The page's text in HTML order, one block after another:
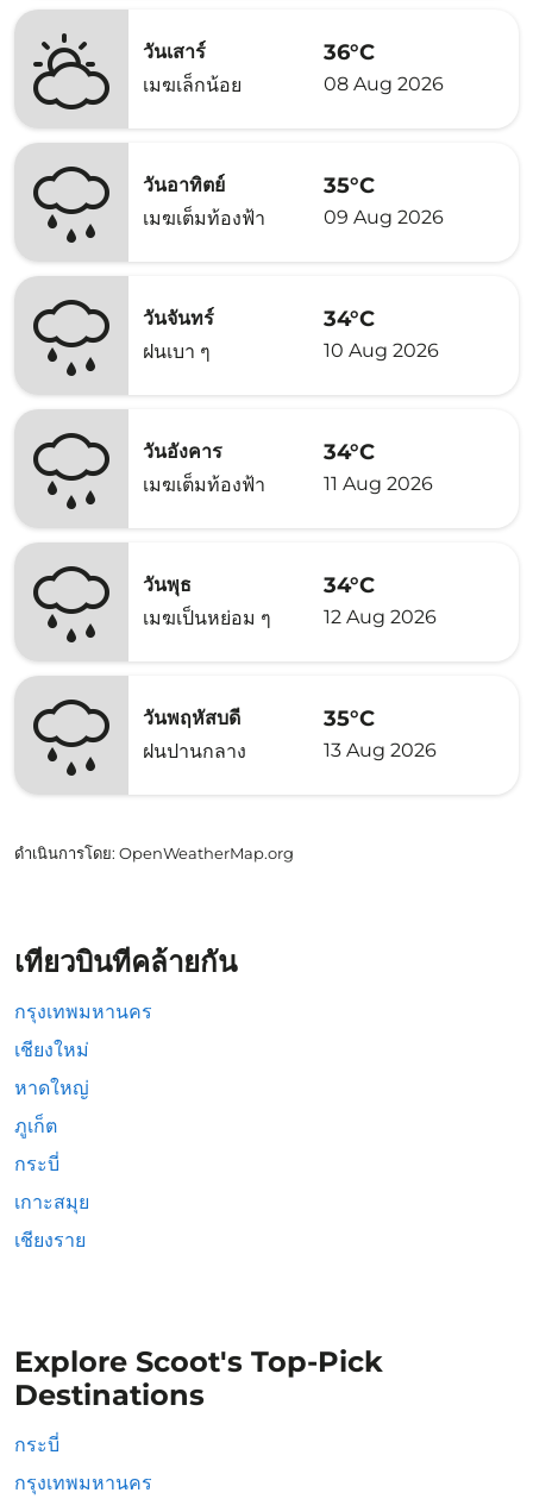
วันเสาร์
เมฆเล็กน้อย
36°C
08 Aug 2026
วันอาทิตย์
เมฆเต็มท้องฟ้า
35°C
09 Aug 2026
วันจันทร์
ฝนเบา ๆ
34°C
10 Aug 2026
วันอังคาร
เมฆเต็มท้องฟ้า
34°C
11 Aug 2026
วันพุธ
เมฆเป็นหย่อม ๆ
34°C
12 Aug 2026
วันพฤหัสบดี
ฝนปานกลาง
35°C
13 Aug 2026
ดำเนินการโดย: OpenWeatherMap.org
เที่ยวบินที่คล้ายกัน
กรุงเทพมหานคร
เชียงใหม่
หาดใหญ่
ภูเก็ต
กระบี่
เกาะสมุย
เชียงราย
Explore Scoot's Top-Pick
Destinations
กระบี่
กรุงเทพมหานคร